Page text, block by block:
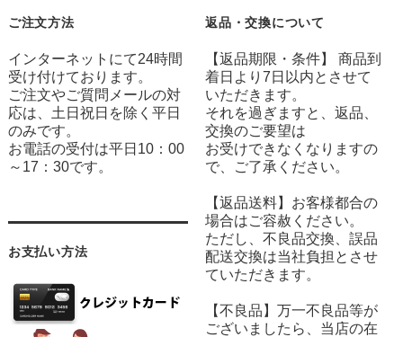
ご注文方法
インターネットにて24時間
受け付けております。
ご注文やご質問メールの対
応は、土日祝日を除く平日
のみです。
お電話の受付は平日10：00
～17：30です。
お支払い方法
返品・交換について
【返品期限・条件】 商品到
着日より7日以内とさせて
いただきます。
それを過ぎますと、返品、
交換のご要望は
お受けできなくなりますの
で、ご了承ください。
【返品送料】お客様都合の
場合はご容赦ください。
ただし、不良品交換、誤品
配送交換は当社負担とさせ
ていただきます。
【不良品】万一不良品等が
ございましたら、当店の在